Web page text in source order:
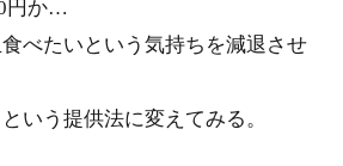
円か…
べたいという気持ちを減退させ
いう提供法に変えてみる。